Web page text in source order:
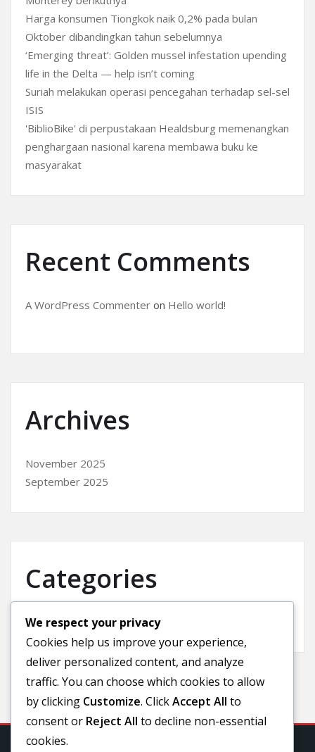
Harga konsumen Tiongkok naik 0,2% pada bulan
Oktober dibandingkan tahun sebelumnya
‘Emerging threat’: Golden mussel infestation upending
life in the Delta — help isn’t coming
Suriah melakukan operasi pencegahan terhadap sel-sel
ISIS
'BiblioBike' di perpustakaan Healdsburg memenangkan
penghargaan nasional karena membawa buku ke
masyarakat
Recent Comments
A WordPress Commenter on Hello world!
Archives
November 2025
September 2025
Categories
Uncategorized
We respect your privacy
Cookies help us improve your experience,
deliver personalized content, and analyze
traffic. You can choose which cookies to allow
by clicking Customize. ClickAccept All to
consent or Reject All to decline non-essential
cookies.